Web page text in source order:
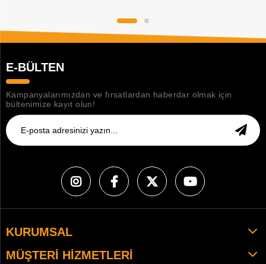
E-BÜLTEN
Kampanyalarımızdan ve fırsatlardan haberdar olmak için
bültenimize kayıt olun!
KURUMSAL
MÜŞTERI HIZMETLERI